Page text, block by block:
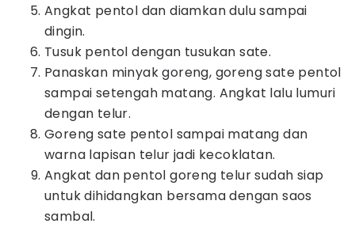
Angkat pentol dan diamkan dulu sampai
dingin.
Tusuk pentol dengan tusukan sate.
Panaskan minyak goreng, goreng sate pentol
sampai setengah matang. Angkat lalu lumuri
dengan telur.
Goreng sate pentol sampai matang dan
warna lapisan telur jadi kecoklatan.
Angkat dan pentol goreng telur sudah siap
untuk dihidangkan bersama dengan saos
sambal.